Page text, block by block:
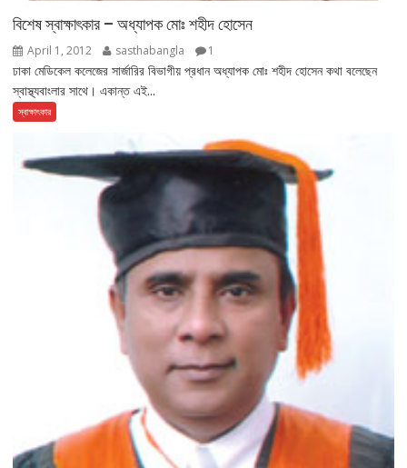
বিশেষ স্বাক্ষাৎকার – অধ্যাপক মোঃ শহীদ হোসেন
April 1, 2012 sasthabangla 1
ঢাকা মেডিকেল কলেজের সার্জারির বিভাগীয় প্রধান অধ্যাপক মোঃ শহীদ হোসেন কথা বলেছেন
স্বাস্থ্যবাংলার সাথে। একান্ত এই...
স্বাক্ষাৎকার